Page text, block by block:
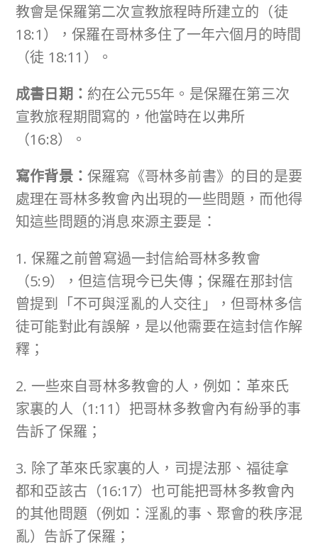
教會是保羅第二次宣教旅程時所建立的（徒
18:1），保羅在哥林多住了一年六個月的時間
（徒 18:11）。
成書日期： 約在公元55年。是保羅在第三次
宣教旅程期間寫的，他當時在以弗所
（16:8）。
寫作背景： 保羅寫《哥林多前書》的目的是要
處理在哥林多教會內出現的一些問題，而他得
知這些問題的消息來源主要是：
1. 保羅之前曾寫過一封信給哥林多教會
（5:9），但這信現今已失傳；保羅在那封信
曾提到「不可與淫亂的人交往」，但哥林多信
徒可能對此有誤解，是以他需要在這封信作解
釋；
2. 一些來自哥林多教會的人，例如：革來氏
家裏的人（1:11）把哥林多教會內有紛爭的事
告訴了保羅；
3. 除了革來氏家裏的人，司提法那、福徒拿
都和亞該古（16:17）也可能把哥林多教會內
的其他問題（例如：淫亂的事、聚會的秩序混
亂）告訴了保羅；